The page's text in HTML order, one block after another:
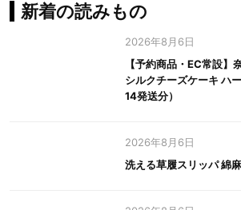
新着の読みもの
2026年8月6日
【予約商品・EC常設
シルクチーズケーキ ハ
14発送分）
2026年8月6日
洗える草履スリッパ 綿